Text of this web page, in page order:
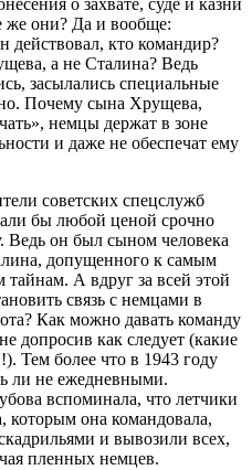
о захвате, суде и казни
же они? Да и вообще:
действовал, кто командир?
а не Сталина? Ведь
засылались специальные
Почему сына Хрущева,
немцы держат в зоне
и даже не обеспечат ему
советских спецслужб
бы любой ценой срочно
Ведь он был сыном человека
допущенного к самым
А вдруг за всей этой
связь с немцами в
Как можно давать команду
допросив как следует (какие
Тем более что в 1943 году
ли не ежедневными.
вспоминала, что летчики
которым она командовала,
и вывозили всех,
пленных немцев.